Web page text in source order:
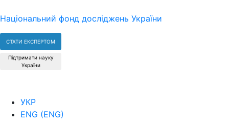
Національний фонд досліджень України
СТАТИ ЕКСПЕРТОМ
Підтримати науку
України
УКР
ENG (ENG)